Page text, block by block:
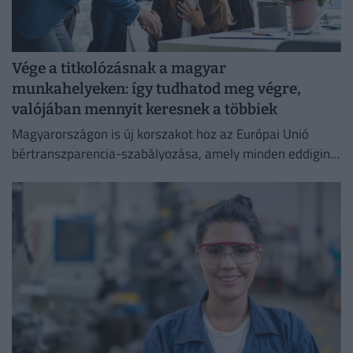
Vége a titkolózásnak a magyar
munkahelyeken: így tudhatod meg végre,
valójában mennyit keresnek a többiek
Magyarországon is új korszakot hoz az Európai Unió
bértranszparencia-szabályozása, amely minden eddiginél